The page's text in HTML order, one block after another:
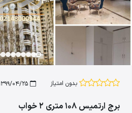
بدون امتیاز
برج ارتمیس 108 متری 2 خواب